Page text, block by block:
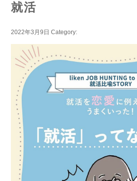
就活
2022年3月9日 Category: